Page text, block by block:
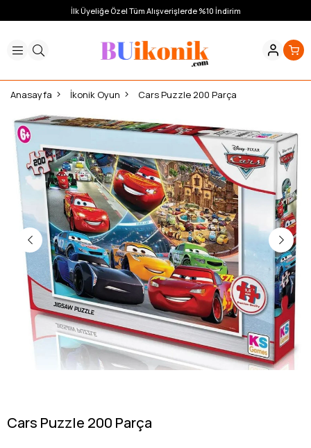
İlk Üyeliğe Özel Tüm Alışverişlerde %10 İndirim
Anasayfa İkonik Oyun Cars Puzzle 200 Parça
Cars Puzzle 200 Parça